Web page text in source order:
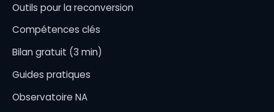
Outils pour la reconversion
Compétences clés
Bilan gratuit (3 min)
Guides pratiques
Observatoire NA